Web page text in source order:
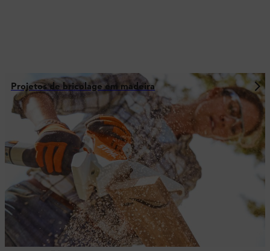
Projetos de bricolage em madeira